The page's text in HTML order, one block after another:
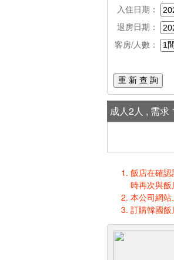
入住日期：
退房日期：
客房/人數：
重 新 查 詢
成人2人 , 需求
飯店在確
時再次與飯
本公司網
訂購韓國飯